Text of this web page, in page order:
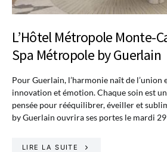
L’Hôtel Métropole Monte-
Spa Métropole by Guerlain
Pour Guerlain, l’harmonie naît de l’union
innovation et émotion. Chaque soin est
pensée pour rééquilibrer, éveiller et
by Guerlain ouvrira ses portes le mardi
LIRE LA SUITE